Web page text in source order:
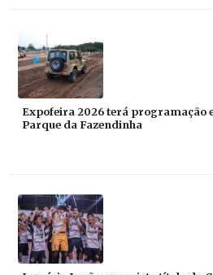
Expofeira 2026 terá programação
Parque da Fazendinha